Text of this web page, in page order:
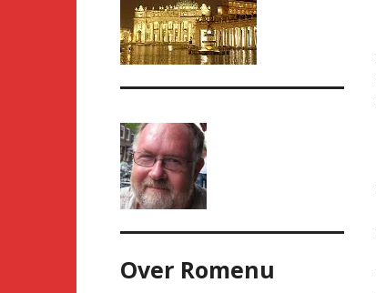
Over Romenu